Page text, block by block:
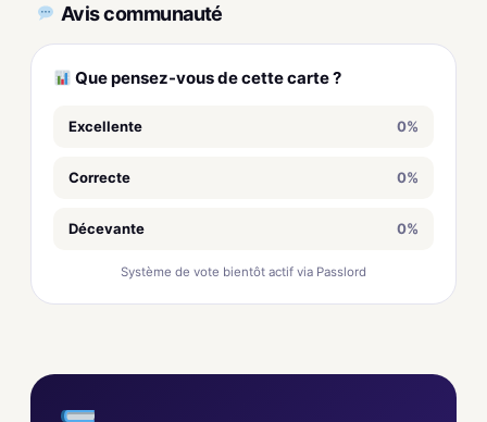
Avis communauté
Que pensez-vous de cette carte ?
Excellente 0%
Correcte 0%
Décevante 0%
Système de vote bientôt actif via Passlord